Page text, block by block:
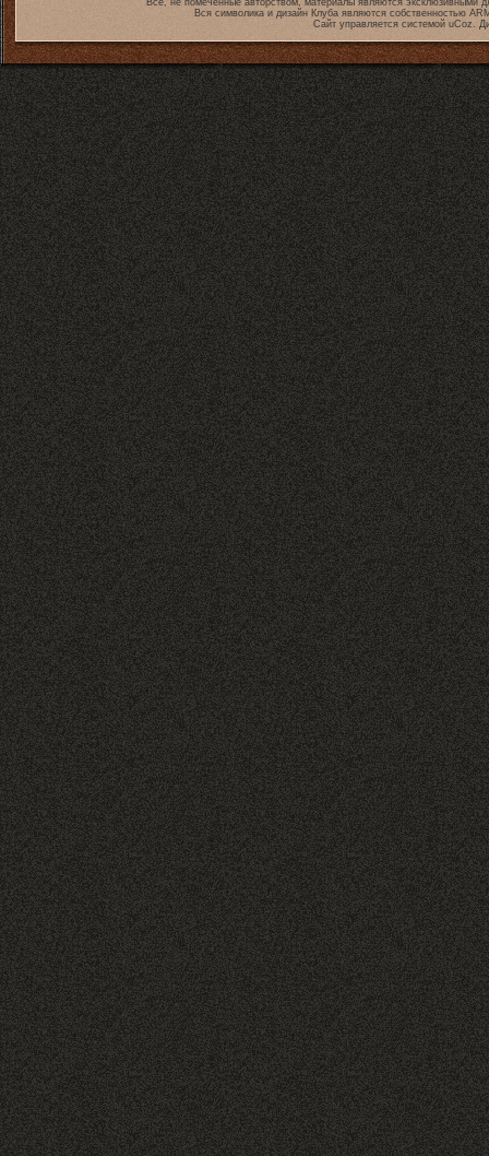
Все, не помеченные авторством, материалы являются эксклюзивными
Вся символика и дизайн Клуба являются собственностью
Сайт управляется системой uCoz.